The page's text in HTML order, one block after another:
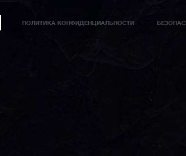
ПОЛИТИКА КОНФИДЕНЦИАЛЬНОСТИ